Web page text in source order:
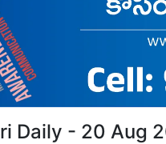
Daily - 20 Aug